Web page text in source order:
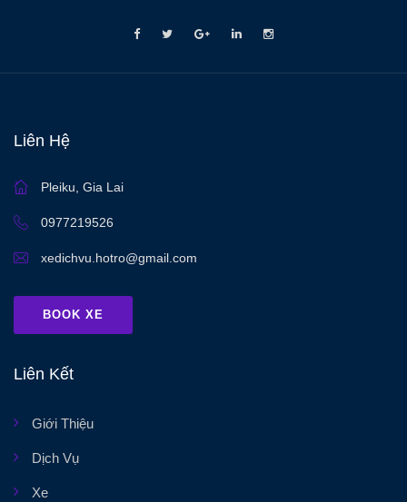
Liên Hệ
Pleiku, Gia Lai
0977219526
xedichvu.hotro@gmail.com
BOOK XE
Liên Kết
Giới Thiệu
Dịch Vụ
Xe